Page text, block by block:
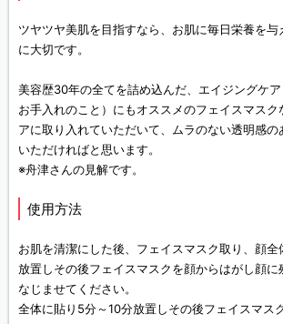
ツヤツヤ美肌を目指すなら、お肌に毎日栄養を与
に大切です。
美容歴30年の全てを詰め込んだ、エイジングケ
お手入れのこと）にもオススメのフェイスマスク
アに取り入れていただいて、ムラのない透明感の
いただければと思います。
※舟津さんの見解です。
使用方法
お肌を清潔にした後、フェイスマスク取り、顔
放置しその後フェイスマスクを顔からはがし顔
なじませてください。
全体に貼り5分～10分放置しその後フェイスマス